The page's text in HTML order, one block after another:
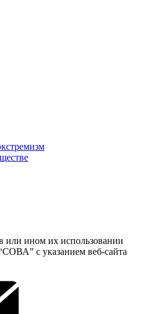
или ином их использовании
с указанием веб-сайта